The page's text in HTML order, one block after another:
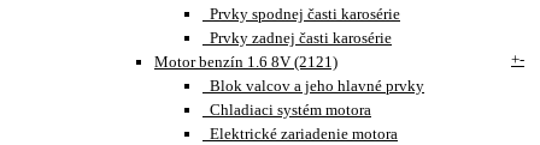
Prvky spodnej časti karosérie
Prvky zadnej časti karosérie
Motor benzín 1.6 8V (2121)
+-
Blok valcov a jeho hlavné prvky
Chladiaci systém motora
Elektrické zariadenie motora